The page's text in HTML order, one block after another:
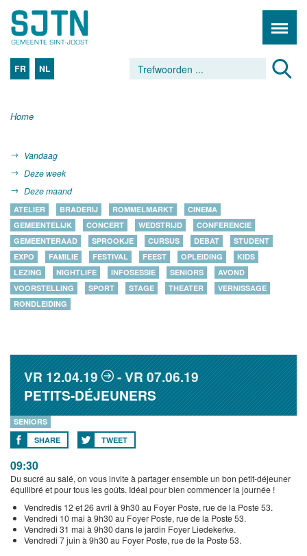
FR NL
Home
Vandaag
Deze week
Deze maand
ATELIER BRADERIJ ROMMELMARKT
CINEMA
GEMEENTELIJK
CONCERT WEDSTRIJD
CONFERENCIE
GEMEENTERAAD
SPROOKJE CURSUS DEBAT
STUDENT
EXPO
FAMILIE FESTIVAL FEEST OPLEIDING
KIDS
LEZING
NIGHTLIFE INFOSESSIE SENIORS
AVOND
VOORSTELLING
SPORT STAGE THEATER
VERNISSAGE
RONDLEIDING
VR12.04.19 VR07.06.19
PETITS-DÉJEUNERS
SENIORS
SHARE
TWEET
09:30
Du sucré au salé, on vous invite à partager ensemble un bon petit-déjeuner
équilibré et pour tous les goûts. Idéal pour bien commencer la journée !
Vendredis 12 et 26 avril à 9h30 au Foyer Poste, rue de la Poste 53.
Vendredi 10 mai à 9h30 au Foyer Poste, rue de la Poste 53.
Vendredi 31 mai à 9h30 dans le jardin Foyer Liedekerke.
Vendredi 7 juin à 9h30 au Foyer Poste, rue de la Poste 53.